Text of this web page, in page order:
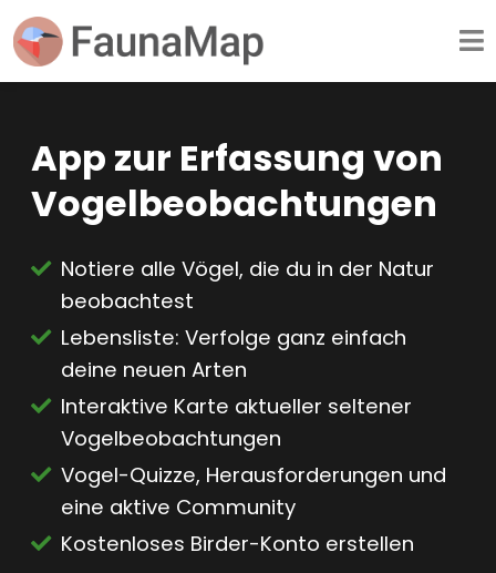
App zur Erfassung von
Vogelbeobachtungen
Notiere alle Vögel, die du in der Natur
beobachtest
Lebensliste: Verfolge ganz einfach
deine neuen Arten
Interaktive Karte aktueller seltener
Vogelbeobachtungen
Vogel-Quizze, Herausforderungen und
eine aktive Community
Kostenloses Birder-Konto erstellen